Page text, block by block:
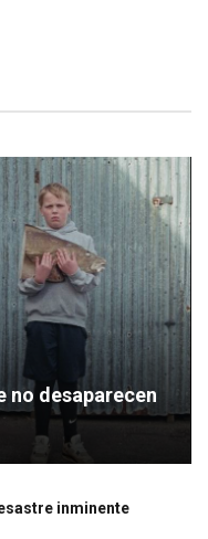
no desaparecen
inminente